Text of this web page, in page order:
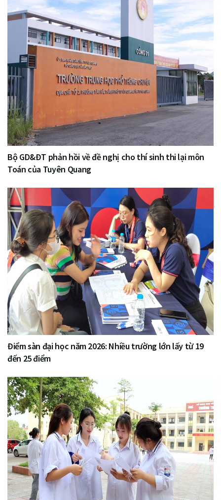
Bộ GD&ĐT phản hồi về đề nghị cho thí sinh thi lại môn
Toán của Tuyên Quang
Điểm sàn đại học năm 2026: Nhiều trường lớn lấy từ 19
đến 25 điểm